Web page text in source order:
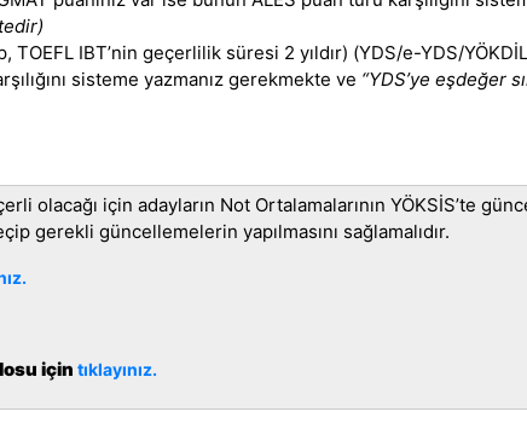
IBT’nin geçerlilik süresi 2 yıldır) (YDS/e-YDS/
sisteme yazmanız gerekmekte ve “YDS’ye eşdeğer
olacağı için adayların Not Ortalamalarının YÖKSİS’te
gerekli güncellemelerin yapılmasını sağlamalıdır.
için tıklayınız.